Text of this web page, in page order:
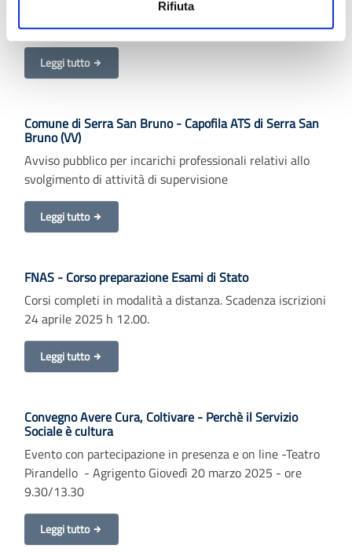
Rifiuta
Avviso di selezione pubblica assunzione a tempo
indeterminato e pieno di n. 2 Assistenti Sociali.
Leggi tutto
Comune di Serra San Bruno - Capofila ATS di Serra San
Bruno (VV)
Avviso pubblico per incarichi professionali relativi allo
svolgimento di attività di supervisione
Leggi tutto
FNAS - Corso preparazione Esami di Stato
Corsi completi in modalità a distanza. Scadenza iscrizioni
24 aprile 2025 h 12.00.
Leggi tutto
Convegno Avere Cura, Coltivare - Perchè il Servizio
Sociale è cultura
Evento con partecipazione in presenza e on line -Teatro
Pirandello - Agrigento Giovedì 20 marzo 2025 - ore
9.30/13.30
Leggi tutto